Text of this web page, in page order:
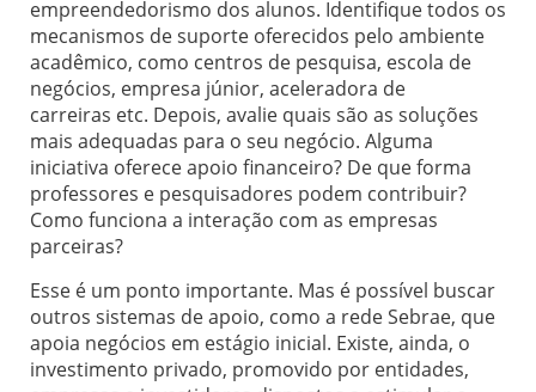
empreendedorismo dos alunos. Identifique todos os
mecanismos de suporte oferecidos pelo ambiente
acadêmico, como centros de pesquisa, escola de
negócios, empresa júnior, aceleradora de
carreiras etc. Depois, avalie quais são as soluções
mais adequadas para o seu negócio. Alguma
iniciativa oferece apoio financeiro? De que forma
professores e pesquisadores podem contribuir?
Como funciona a interação com as empresas
parceiras?
Esse é um ponto importante. Mas é possível buscar
outros sistemas de apoio, como a rede Sebrae, que
apoia negócios em estágio inicial. Existe, ainda, o
investimento privado, promovido por entidades,